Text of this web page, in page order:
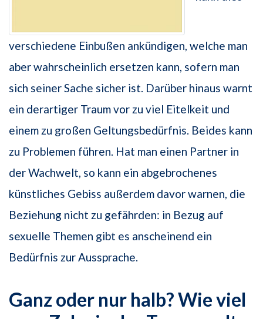
verschiedene Einbußen ankündigen, welche man
aber wahrscheinlich ersetzen kann, sofern man
sich seiner Sache sicher ist. Darüber hinaus warnt
ein derartiger Traum vor zu viel Eitelkeit und
einem zu großen Geltungsbedürfnis. Beides kann
zu Problemen führen. Hat man einen Partner in
der Wachwelt, so kann ein abgebrochenes
künstliches Gebiss außerdem davor warnen, die
Beziehung nicht zu gefährden: in Bezug auf
sexuelle Themen gibt es anscheinend ein
Bedürfnis zur Aussprache.
Ganz oder nur halb? Wie viel